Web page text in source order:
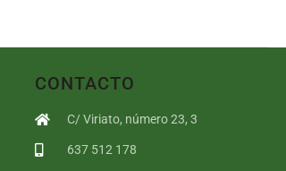
CONTACTO
C/ Viriato, número 23, 3
637 512 178